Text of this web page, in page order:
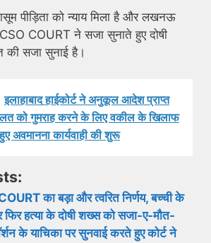
पीड़िता को न्याय मिला है और लखनऊ
COURT ने सजा सुनाते हुए दोषी
की सजा सुनाई है।
इलाहाबाद हाईकोर्ट ने अनुकूल आदेश प्राप्त
को गुमराह करने के लिए वकील के खिलाफ
अवमानना ​​कार्यवाही की शुरू
का बड़ा और त्वरित निर्णय, बच्ची के
हत्या के दोषी शख्स को सजा-ए-मौत-
के याचिका पर सुनवाई करते हुए कोर्ट ने